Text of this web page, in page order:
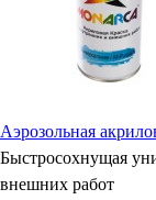
Аэрозольная
Быстросохнущая
внешних работ